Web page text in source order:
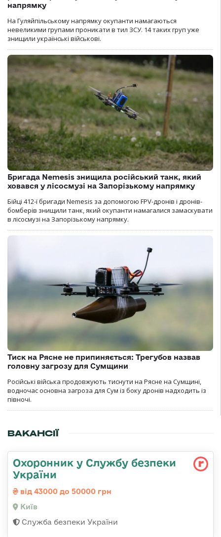
напрямку
На Гуляйпільському напрямку окупанти намагаються
невеликими групами проникати в тил ЗСУ. 14 таких груп уже
знищили українські військові.
Бригада Nemesis знищила російський танк, який
ховався у лісосмузі на Запорізькому напрямку
Бійці 412-ї бригади Nemesis за допомогою FPV-дронів і дронів-
бомберів знищили танк, який окупанти намагалися замаскувати
в лісосмузі на Запорізькому напрямку.
Тиск на Рясне не припиняється: Трегубов назвав
головну загрозу для Сумщини
Російські війська продовжують тиснути на Рясне на Сумщині,
водночас основна загроза для Сум із боку дронів надходить із
півночі.
ВАКАНСІЇ
Охоронник у Службу безпеки
України
від 43000 до 50000 грн
Київ
Служба безпеки України